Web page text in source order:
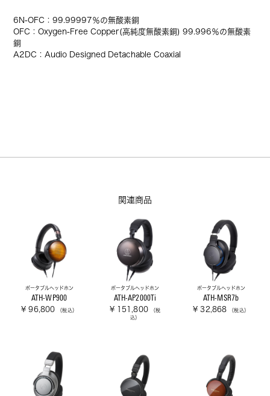
6N-OFC：99.99997％の無酸素銅
OFC：Oxygen-Free Copper(高純度無酸素銅) 99.996％の無酸素
銅
A2DC：Audio Designed Detachable Coaxial
関連商品
ポータブルヘッドホン
ATH-WP900
¥ 96,800 （税込）
ポータブルヘッドホン
ATH-AP2000Ti
¥ 151,800
（税
込）
ポータブルヘッドホン
ATH-MSR7b
¥ 32,868 （税込）